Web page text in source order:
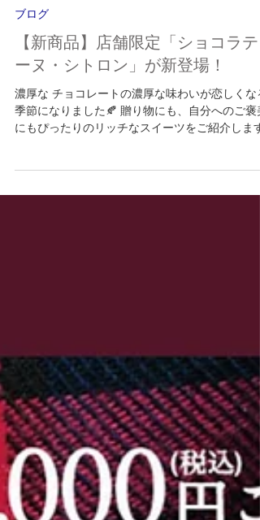
2025年10月29日
読了時間: 2分
【新商品】店舗限定「ショコラテ
ーヌ・シトロン」が新登場！
季節になりました🍂 贈り物にも、自分へのご褒
にもぴったりのリッチなスイーツをご紹介します
メル）をあしらい、 見た目にも華やかに仕上げ
した✨ 冬にぴったりの贅沢なテリーヌです。 ＼
ョコラテリーヌ／ カカオ70%のクーベルチュール
チョコレートを使用。 ビターなカカオの風味が
ろがり、口に入れた瞬間にスーッと とろけるシ
コラ本来の味わいをお楽しみください。 ▼こだ
りをブログにてご紹介しています！
https://www.nagoyafrance.co.jp/single-post/cho